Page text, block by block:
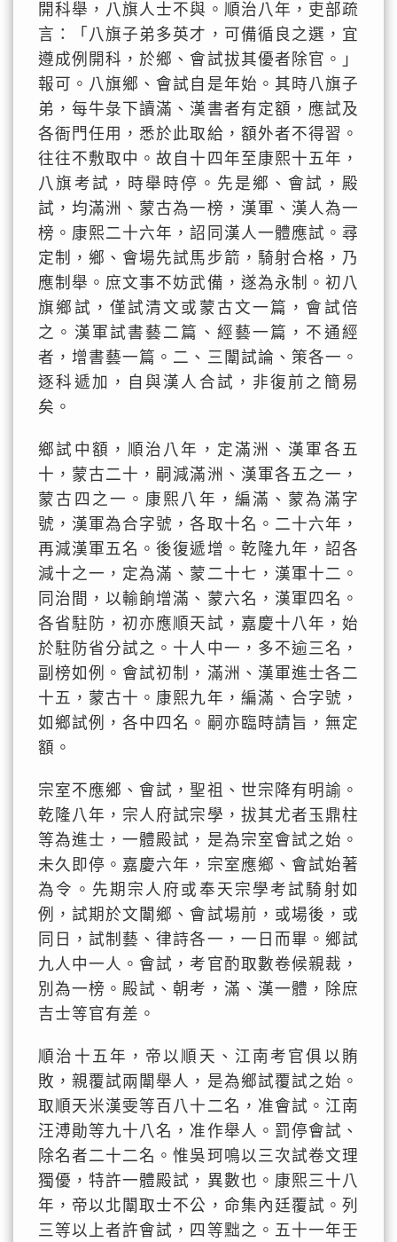
開科舉，八旗人士不與。順治八年，吏部疏
言：「八旗子弟多英才，可備循良之選，宜
遵成例開科，於鄉、會試拔其優者除官。」
報可。八旗鄉、會試自是年始。其時八旗子
弟，每牛彔下讀滿、漢書者有定額，應試及
各衙門任用，悉於此取給，額外者不得習。
往往不敷取中。故自十四年至康熙十五年，
八旗考試，時舉時停。先是鄉、會試，殿
試，均滿洲、蒙古為一榜，漢軍、漢人為一
榜。康熙二十六年，詔同漢人一體應試。尋
定制，鄉、會場先試馬步箭，騎射合格，乃
應制舉。庶文事不妨武備，遂為永制。初八
旗鄉試，僅試清文或蒙古文一篇，會試倍
之。漢軍試書藝二篇、經藝一篇，不通經
者，增書藝一篇。二、三闈試論、策各一。
逐科遞加，自與漢人合試，非復前之簡易
矣。
鄉試中額，順治八年，定滿洲、漢軍各五
十，蒙古二十，嗣減滿洲、漢軍各五之一，
蒙古四之一。康熙八年，編滿、蒙為滿字
號，漢軍為合字號，各取十名。二十六年，
再減漢軍五名。後復遞增。乾隆九年，詔各
減十之一，定為滿、蒙二十七，漢軍十二。
同治間，以輸餉增滿、蒙六名，漢軍四名。
各省駐防，初亦應順天試，嘉慶十八年，始
於駐防省分試之。十人中一，多不逾三名，
副榜如例。會試初制，滿洲、漢軍進士各二
十五，蒙古十。康熙九年，編滿、合字號，
如鄉試例，各中四名。嗣亦臨時請旨，無定
額。
宗室不應鄉、會試，聖祖、世宗降有明諭。
乾隆八年，宗人府試宗學，拔其尤者玉鼎柱
等為進士，一體殿試，是為宗室會試之始。
未久即停。嘉慶六年，宗室應鄉、會試始著
為令。先期宗人府或奉天宗學考試騎射如
例，試期於文闈鄉、會試場前，或場後，或
同日，試制藝、律詩各一，一日而畢。鄉試
九人中一人。會試，考官酌取數卷候親裁，
別為一榜。殿試、朝考，滿、漢一體，除庶
吉士等官有差。
順治十五年，帝以順天、江南考官俱以賄
敗，親覆試兩闈舉人，是為鄉試覆試之始。
取順天米漢雯等百八十二名，准會試。江南
汪溥勛等九十八名，准作舉人。罰停會試、
除名者二十二名。惟吳珂鳴以三次試卷文理
獨優，特許一體殿試，異數也。康熙三十八
年，帝以北闈取士不公，命集內廷覆試。列
三等以上者許會試，四等黜之。五十一年壬